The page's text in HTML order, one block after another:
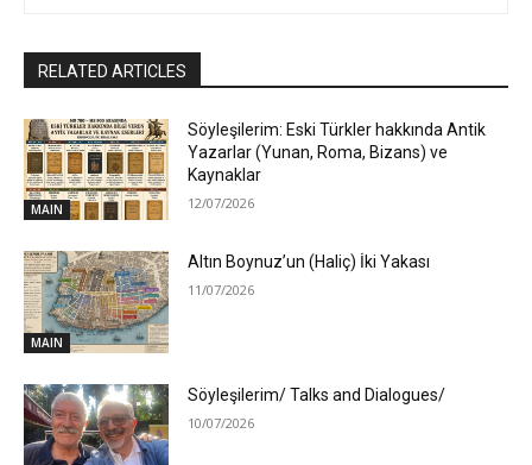
RELATED ARTICLES
MAIN
Söyleşilerim: Eski Türkler hakkında Antik
Yazarlar (Yunan, Roma, Bizans) ve
Kaynaklar
12/07/2026
MAIN
Altın Boynuz’un (Haliç) İki Yakası
11/07/2026
Söyleşilerim/ Talks and Dialogues/
10/07/2026